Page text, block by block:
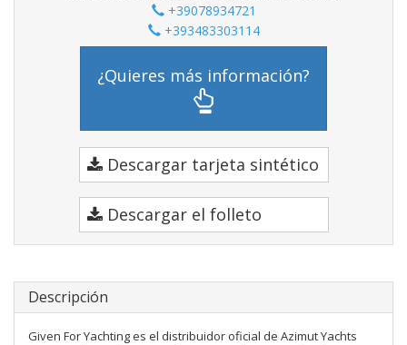
+39078934721
+393483303114
¿Quieres más información?
Descargar tarjeta sintético
Descargar el folleto
Descripción
Given For Yachting es el distribuidor oficial de Azimut Yachts